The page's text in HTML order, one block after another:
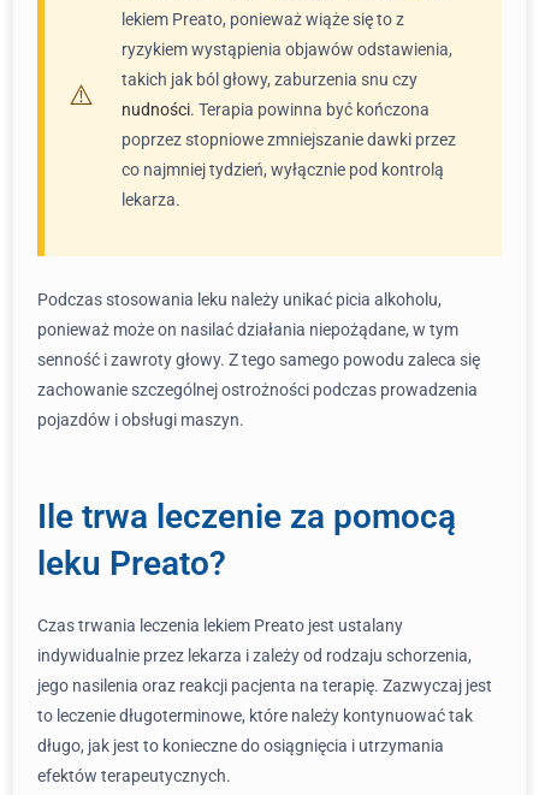
lekiem Preato, ponieważ wiąże się to z
ryzykiem wystąpienia objawów odstawienia,
takich jak ból głowy, zaburzenia snu czy
nudności. Terapia powinna być kończona
poprzez stopniowe zmniejszanie dawki przez
co najmniej tydzień, wyłącznie pod kontrolą
lekarza.
Podczas stosowania leku należy unikać picia alkoholu,
ponieważ może on nasilać działania niepożądane, w tym
senność i zawroty głowy. Z tego samego powodu zaleca się
zachowanie szczególnej ostrożności podczas prowadzenia
pojazdów i obsługi maszyn.
Ile trwa leczenie za pomocą
leku Preato?
Czas trwania leczenia lekiem Preato jest ustalany
indywidualnie przez lekarza i zależy od rodzaju schorzenia,
jego nasilenia oraz reakcji pacjenta na terapię. Zazwyczaj jest
to leczenie długoterminowe, które należy kontynuować tak
długo, jak jest to konieczne do osiągnięcia i utrzymania
efektów terapeutycznych.